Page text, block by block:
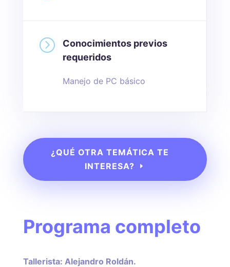
=
Conocimientos previos
requeridos
Manejo de PC básico
¿QUÉ OTRA TEMÁTICA TE
INTERESA?
Programa completo
Tallerista: Alejandro Roldán.